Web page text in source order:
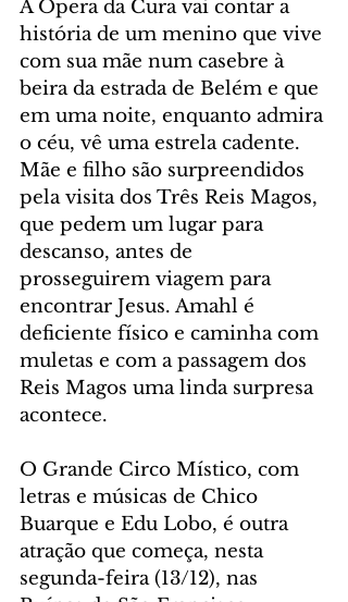
A Ópera da Cura vai contar a
história de um menino que vive
com sua mãe num casebre à
beira da estrada de Belém e que
em uma noite, enquanto admira
o céu, vê uma estrela cadente.
Mãe e filho são surpreendidos
pela visita dos Três Reis Magos,
que pedem um lugar para
descanso, antes de
prosseguirem viagem para
encontrar Jesus. Amahl é
deficiente físico e caminha com
muletas e com a passagem dos
Reis Magos uma linda surpresa
acontece.
O Grande Circo Místico, com
letras e músicas de Chico
Buarque e Edu Lobo, é outra
atração que começa, nesta
segunda-feira (13/12), nas